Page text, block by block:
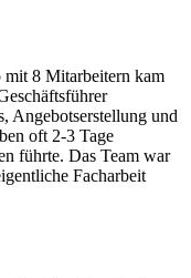
mit 8 Mitarbeitern kam
Angebotserstellung und
oft 2-3 Tage
führte. Das Team war
Facharbeit